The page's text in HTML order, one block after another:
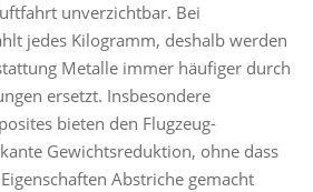
unverzichtbar. Bei
jedes Kilogramm, deshalb werden
Metalle immer häufiger durch
ersetzt. Insbesondere
bieten den Flugzeug-
Gewichtsreduktion, ohne dass
Abstriche gemacht